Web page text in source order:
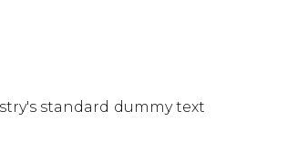
standard dummy text